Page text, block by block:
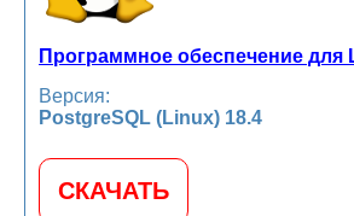
Программное обеспечение для
Версия:
PostgreSQL (Linux) 18.4
СКАЧАТЬ